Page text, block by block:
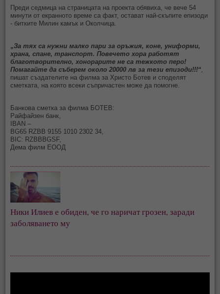
Преди седмица на страницата на проекта обявиха, че вече 54
минути от екранното време са факт, остават най-скъпите епизоди
- битките Милин камък и Околчица.
„За тях са нужни малко пари за оръжия, коне, униформи,
храна, спане, транспорт. Повечето хора работят
благотворително, хонорарите не са тежкото перо!
Помагайте да съберем около 20000 лв за тези епизоди!!!“,
пишат създателите на филма за Христо Ботев и споделят
сметката, на която всеки съпричастен може да помогне.
Банкова сметка за филма БОТЕВ:
Райфайзен банк,
IBAN –
BG65 RZBB 9155 1010 2302 34,
BIC: RZBBBGSF,
Дема филм ЕООД
Ники Илиев е обиден, че го наричат грозен, заради
заболяването му